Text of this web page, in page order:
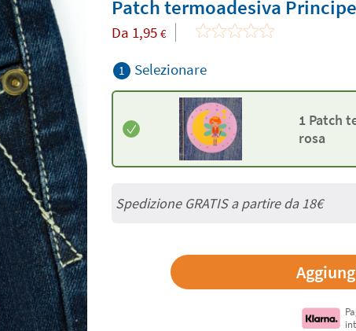
Patch termoadesiva
Da 1,95 €
1 Selezionare
1 Patch
rosa
Spedizione GRATIS a partire da18€